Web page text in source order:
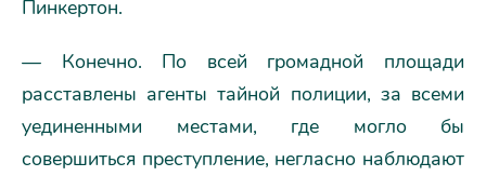
Пинкертон.
— Конечно. По всей громадной площади
расставлены агенты тайной полиции, за всеми
уединенными местами, где могло бы
совершиться преступление, негласно наблюдают